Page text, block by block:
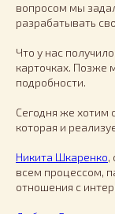
вопросом мы
разрабатывать
Что у нас
карточках. Позже
подробности.
Сегодня же хотим
которая и
Никита Шкаренко,
всем процессом,
отношения с